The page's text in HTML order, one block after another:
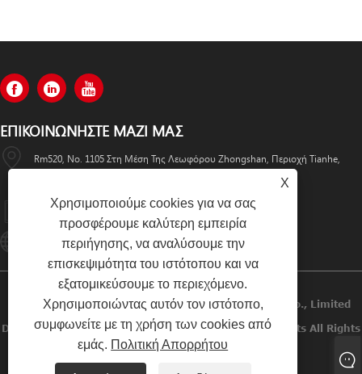
ΕΠΙΚΟΙΝΩΝΉΣΤΕ ΜΑΖΊ ΜΑΣ
Rm520, No. 1105 Στη Μέση Της Λεωφόρου Zhongshan, Περιοχή Tianhe,
+86-13501533176
Sales01@swaflyexcavator.cn
Πνευματικά Δικαιώματα © 2022 Swafly Machinery Co., Limited
Diesel Engines, Cabin Excavator, Excavator Engine Parts All Rights
Reserved.
X
Χρησιμοποιούμε cookies για να σας
προσφέρουμε καλύτερη εμπειρία
περιήγησης, να αναλύσουμε την
επισκεψιμότητα του ιστότοπου και να
εξατομικεύσουμε το περιεχόμενο.
Χρησιμοποιώντας αυτόν τον ιστότοπο,
συμφωνείτε με τη χρήση των cookies από
εμάς. Πολιτική Απορρήτου